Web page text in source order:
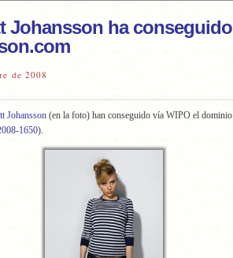
Johansson ha conseguido
de 2008
Johansson (en la foto) han conseguido vía WIPO el dominio
1650).